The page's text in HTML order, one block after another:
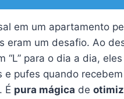
em um apartamento
eram um desafio. Ao
“L” para o dia a dia,
pufes quando
É pura mágica de